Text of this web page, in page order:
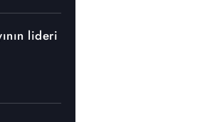
lideri